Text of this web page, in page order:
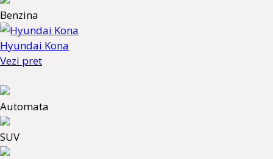
Benzina
Hyundai Kona
Vezi pret
Automata
SUV